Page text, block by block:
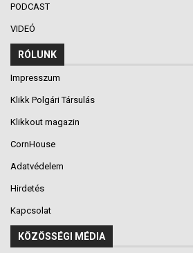
PODCAST
VIDEÓ
RÓLUNK
Impresszum
Klikk Polgári Társulás
Klikkout magazin
CornHouse
Adatvédelem
Hirdetés
Kapcsolat
KÖZÖSSÉGI MÉDIA